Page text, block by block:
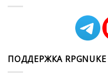
ПОДДЕРЖКА RPGNUKE